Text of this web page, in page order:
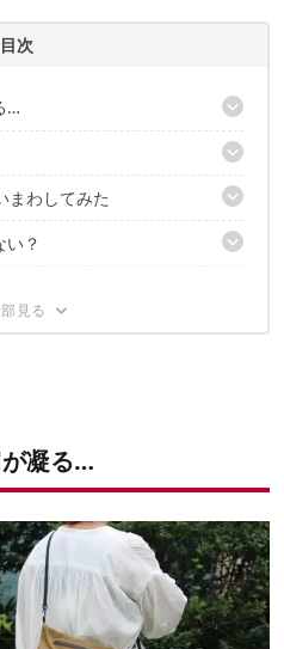
ル
目次
…
ポーチあった！
外と入る！
トップナイロン
付き
！
まわしてみた
力アップ
着できる
てバッグインバッグに
い？
凝る…